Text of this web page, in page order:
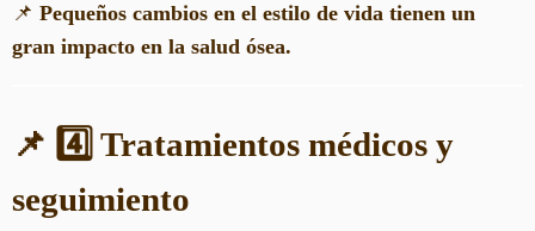
📌 Pequeños cambios en el estilo de vida tienen un
gran impacto en la salud ósea.
📌 4️⃣ Tratamientos médicos y
seguimiento